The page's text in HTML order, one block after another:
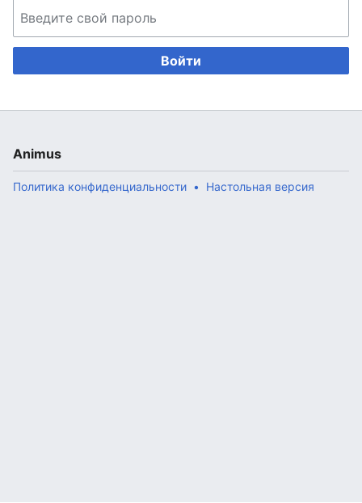
Войти
Animus
Политика конфиденциальности Настольная версия